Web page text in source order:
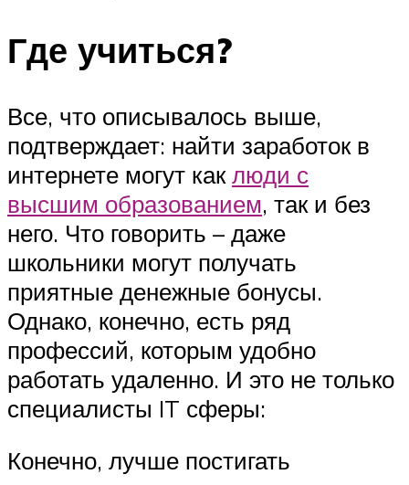
Где учиться?
Все, что описывалось выше,
подтверждает: найти заработок в
интернете могут каклюди с
высшим образованием, так и без
него. Что говорить – даже
школьники могут получать
приятные денежные бонусы.
Однако, конечно, есть ряд
профессий, которым удобно
работать удаленно. И это не только
специалисты IT сферы:
Конечно, лучше постигать